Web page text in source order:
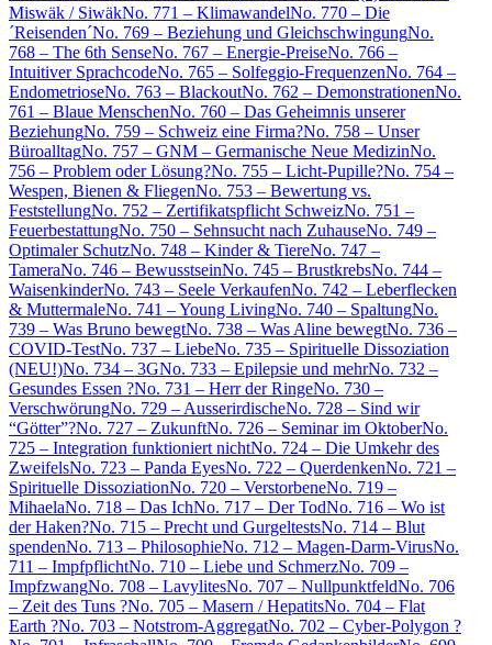
Miswäk / SiwäkNo. 771 – KlimawandelNo. 770 – Die
´Reisenden´No. 769 – Beziehung und GleichschwingungNo.
768 – The 6th SenseNo. 767 – Energie-PreiseNo. 766 –
Intuitiver SprachcodeNo. 765 – Solfeggio-FrequenzenNo. 764 –
EndometrioseNo. 763 – BlackoutNo. 762 – DemonstrationenNo.
761 – Blaue MenschenNo. 760 – Das Geheimnis unserer
BeziehungNo. 759 – Schweiz eine Firma?No. 758 – Unser
BüroalltagNo. 757 – GNM – Germanische Neue MedizinNo.
756 – Problem oder Lösung?No. 755 – Licht-Pupille?No. 754 –
Wespen, Bienen & FliegenNo. 753 – Bewertung vs.
FeststellungNo. 752 – Zertifikatspflicht SchweizNo. 751 –
FeuerbestattungNo. 750 – Sehnsucht nach ZuhauseNo. 749 –
Optimaler SchutzNo. 748 – Kinder & TiereNo. 747 –
TameraNo. 746 – BewusstseinNo. 745 – BrustkrebsNo. 744 –
WaisenkinderNo. 743 – Seele VerkaufenNo. 742 – Leberflecken
& MuttermaleNo. 741 – Young LivingNo. 740 – SpaltungNo.
739 – Was Bruno bewegtNo. 738 – Was Aline bewegtNo. 736 –
COVID-TestNo. 737 – LiebeNo. 735 – Spirituelle Dissoziation
(NEU!)No. 734 – 3GNo. 733 – Epilepsie und mehrNo. 732 –
Gesundes Essen ?No. 731 – Herr der RingeNo. 730 –
VerschwörungNo. 729 – AusserirdischeNo. 728 – Sind wir
“Götter”?No. 727 – ZukunftNo. 726 – Seminar im OktoberNo.
725 – Integration funktioniert nichtNo. 724 – Die Umkehr des
ZweifelsNo. 723 – Panda EyesNo. 722 – QuerdenkenNo. 721 –
Spirituelle DissoziationNo. 720 – VerstorbeneNo. 719 –
MihaelaNo. 718 – Das IchNo. 717 – Der TodNo. 716 – Wo ist
der Haken?No. 715 – Precht und GurgeltestsNo. 714 – Blut
spendenNo. 713 – PhilosophieNo. 712 – Magen-Darm-VirusNo.
711 – ImpfpflichtNo. 710 – Liebe und SchmerzNo. 709 –
ImpfzwangNo. 708 – LavylitesNo. 707 – NullpunktfeldNo. 706
– Zeit des Tuns ?No. 705 – Masern / HepatitsNo. 704 – Flat
Earth ?No. 703 – Notstrom-AggregatNo. 702 – Cyber-Polygon ?